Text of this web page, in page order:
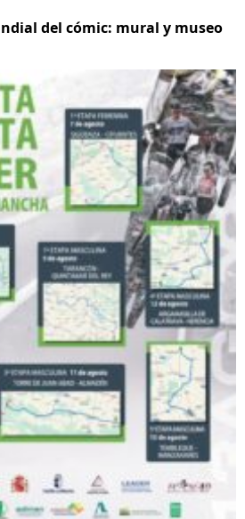
del cómic: mural y museo